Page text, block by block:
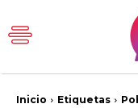
Inicio Etiquetas